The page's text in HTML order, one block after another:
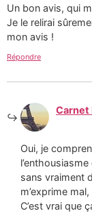
Un bon avis, qui
Je le relirai
mon avis !
Répondre
Carnet
Oui, je
sans vraiment
m’exprime
C’est vrai que